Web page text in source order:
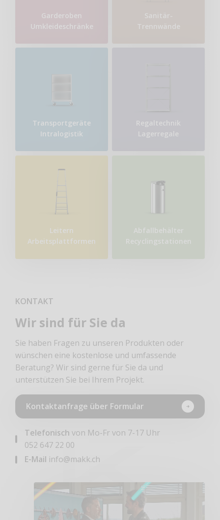
Garderoben
Umkleideschränke
Sanitär-
Trennwände
Transport​geräte
Intralogistik
Regaltechnik
Lagerregale
Leitern
Arbeitsplattformen
Abfallbehälter
Recyclingstationen
KONTAKT
Wir sind für Sie da
Sie haben Fragen zu unseren Produkten oder
wünschen eine kostenlose und umfassende
Beratung? Wir sind gerne für Sie da und
unterstützen Sie bei Ihrem Projekt.
Kontaktanfrage über Formular
Telefonisch von Mo-Fr von 7-17 Uhr
052 647 22 00
E-Mail info@makk.ch